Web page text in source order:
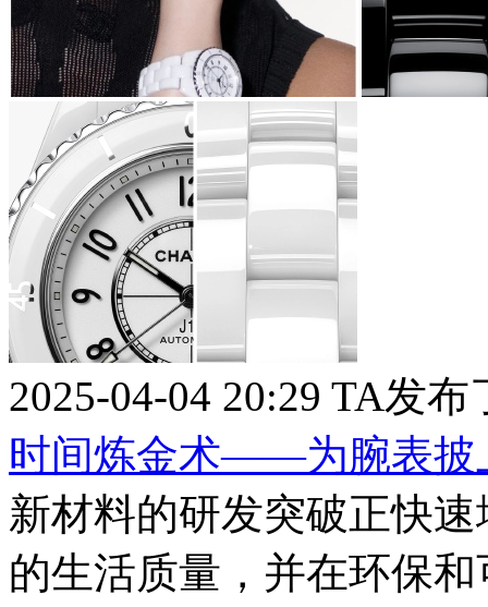
2025-04-04 20:29 TA发布
时间炼金术——为腕表披
新材料的研发突破正快
的生活质量，并在环保